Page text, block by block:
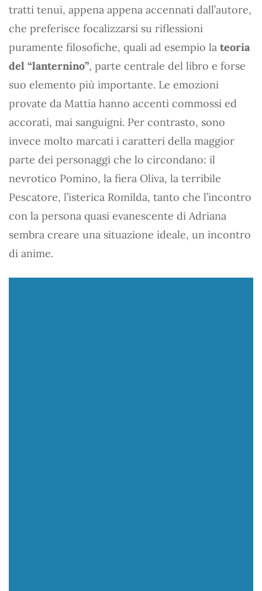
tratti tenui, appena appena accennati dall’autore,
che preferisce focalizzarsi su riflessioni
puramente filosofiche, quali ad esempio la teoria
del “lanternino”, parte centrale del libro e forse
suo elemento più importante. Le emozioni
provate da Mattia hanno accenti commossi ed
accorati, mai sanguigni. Per contrasto, sono
invece molto marcati i caratteri della maggior
parte dei personaggi che lo circondano: il
nevrotico Pomino, la fiera Oliva, la terribile
Pescatore, l’isterica Romilda, tanto che l’incontro
con la persona quasi evanescente di Adriana
sembra creare una situazione ideale, un incontro
di anime.